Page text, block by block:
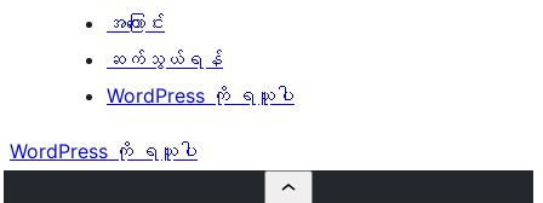
အကြောင်း
ဆက်သွယ်ရန်
WordPress ကို ရယူပါ
WordPress ကို ရယူပါ